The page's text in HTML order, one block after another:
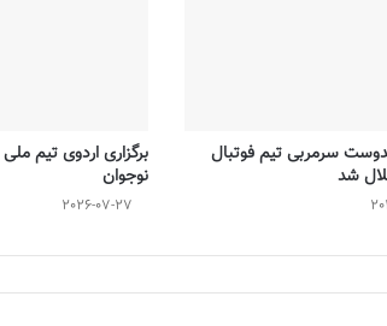
سرمربی تیم فوتبال
شد
برگزاری اردوی تیم
نوجوان
2026-07-27